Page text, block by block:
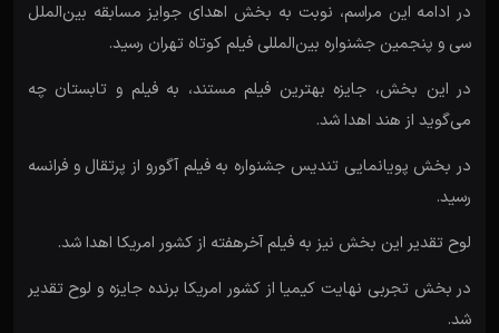
در ادامه این مراسم، نوبت به بخش اهدای جوایز مسابقه بین‌الملل
سی و پنجمین جشنواره بین‌المللی فیلم کوتاه تهران رسید.
در این بخش، جایزه بهترین فیلم مستند، به فیلم و تابستان چه
می‌گوید از هند اهدا شد.
در بخش پویانمایی تندیس جشنواره به فیلم آگورو از پرتقال و فرانسه
رسید.
لوح تقدیر این بخش نیز به فیلم آخرهفته از کشور امریکا اهدا شد.
در بخش تجربی نهایت کیمیا از کشور امریکا برنده جایزه و لوح تقدیر
شد.